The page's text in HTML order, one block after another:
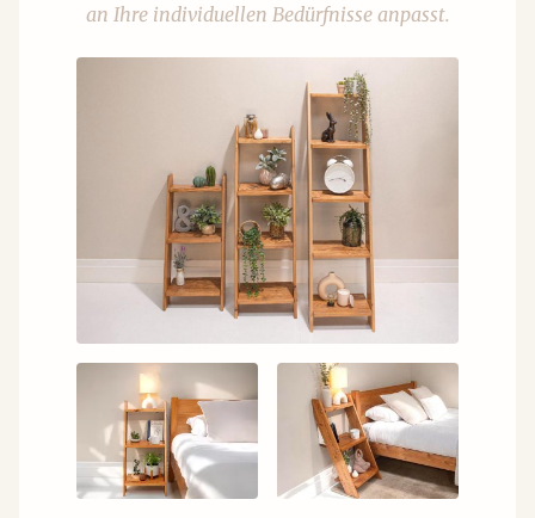
an Ihre individuellen Bedürfnisse anpasst.